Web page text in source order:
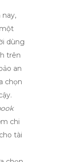
nay,
dùng
trên
an
chọn
chi
tài